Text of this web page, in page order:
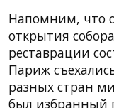
Напомним, что
открытия
реставрации
Париж
разных стран
был избранный